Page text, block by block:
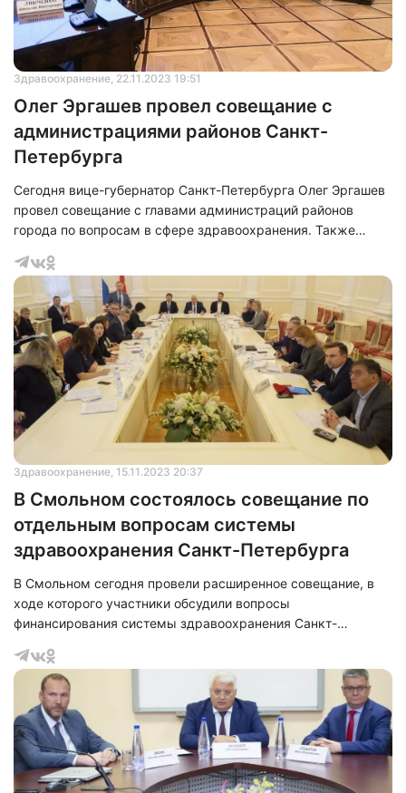
Здравоохранение, 22.11.2023 19:51
Олег Эргашев провел совещание с
администрациями районов Санкт-
Петербурга
Сегодня вице-губернатор Санкт-Петербурга Олег Эргашев
провел совещание с главами администраций районов
города по вопросам в сфере здравоохранения. Также
представитель губернатора Арфения Тер-Минасова,
председатель Комитета по здравоохранению Дмитрий
Лисовец, директор ГУ «Территориальный фонд
обязательного медицинского страхования Санкт-
Петербурга» Константин Звоник, заместитель
председателя Комитета финансов Санкт-Петербурга
Валентина Пуганова, врио пред
Здравоохранение, 15.11.2023 20:37
В Смольном состоялось совещание по
отдельным вопросам системы
здравоохранения Санкт-Петербурга
В Смольном сегодня провели расширенное совещание, в
ходе которого участники обсудили вопросы
финансирования системы здравоохранения Санкт-
губернатор Олег Эргашев, вице-губернатор Алексей
Корабельников, вице-губернатор Валерий Москаленко,
специальный представитель Губернатора Маргарита
Рудакова, представители Комитета по здравоохранению во
главе с председателем Дмитрием Лисовцом,
представители Территориального фонда ОМС
Санкт‑Петербурга во главе